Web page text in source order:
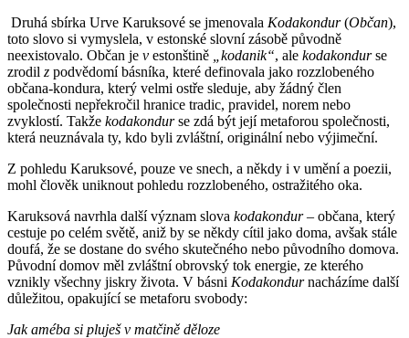
Druhá sbírka Urve Karuksové se jmenovala Kodakondur(Občan),
toto slovo si vymyslela, v estonské slovní zásobě původně
neexistovalo. Občan je v estonštině „kodanik“, ale kodakondurse
zrodil z podvědomí básníka které definovala jako rozzlobeného
občana-kondura, který velmi ostře sleduje, aby žádný člen
společnosti nepřekročil hranice tradic, pravidel, norem nebo
zvyklostí. Takže kodakondurse zdá být její metaforou společnosti,
která neuznávala ty, kdo byli zvláštní, originální nebo výjimeční.
Z pohledu Karuksové, pouze ve snech, a někdy i v umění a poezii,
mohl člověk uniknout pohledu rozzlobeného, ostražitého oka.
Karuksová navrhla další význam slova kodakondur– občana který
cestuje po celém světě, aniž by se někdy cítil jako doma, avšak stále
doufá, že se dostane do svého skutečného nebo původního domova.
Původní domov měl zvláštní obrovský tok energie, ze kterého
vznikly všechny jiskry života. V básni Kodakondurnacházíme další
důležitou, opakující se metaforu svobody:
Jak améba si pluješ v matčině děloze